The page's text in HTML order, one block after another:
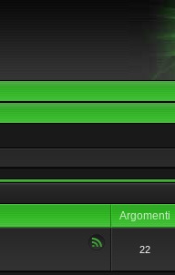
Argomenti
22